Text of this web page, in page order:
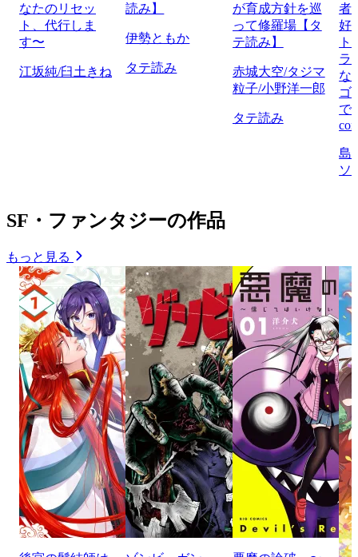
なたのリセッ
ト、代行しま
す〜
江坂純/臼土きね
読み】
伊勢ともか
タテ読み
が育成方針を巡
って修羅場【タ
テ読み】
赤城大空/タジマ
粒子/小野洋一郎
タテ読み
者
好
ト
ラ
な
ゴ
で
島
ソ
SF・ファンタジーの作品
もっと見る